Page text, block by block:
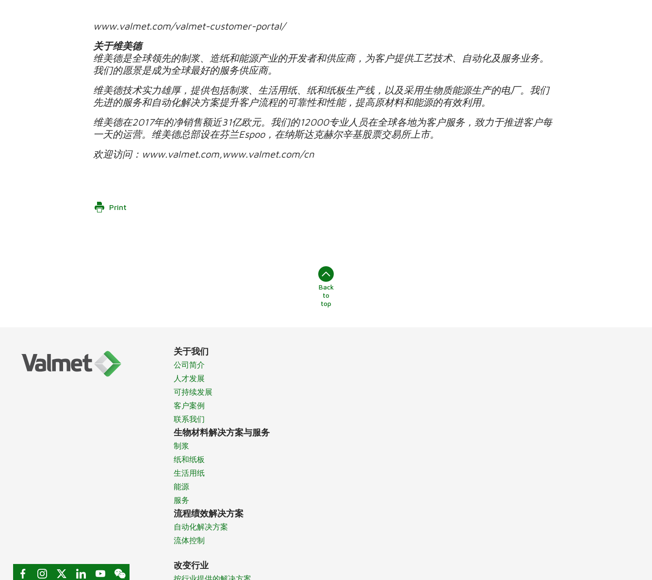
www.valmet.com/valmet-customer-portal/
关于维美德
维美德是全球领先的制浆、造纸和能源产业的开发者和供应商，为客户提供工艺技术、自动化及服务业务。
我们的愿景是成为全球最好的服务供应商。
维美德技术实力雄厚，提供包括制浆、生活用纸、纸和纸板生产线，以及采用生物质能源生产的电厂。我们
先进的服务和自动化解决方案提升客户流程的可靠性和性能，提高原材料和能源的有效利用。
维美德在2017年的净销售额近31亿欧元。我们的12000专业人员在全球各地为客户服务，致力于推进客户每
一天的运营。维美德总部设在芬兰Espoo，在纳斯达克赫尔辛基股票交易所上市。
欢迎访问：www.valmet.com,www.valmet.com/cn
Print
Back
to
top
关于我们
公司简介
人才发展
可持续发展
客户案例
联系我们
生物材料解决方案与服务
制浆
纸和纸板
生活用纸
能源
服务
流程绩效解决方案
自动化解决方案
流体控制
改变行业